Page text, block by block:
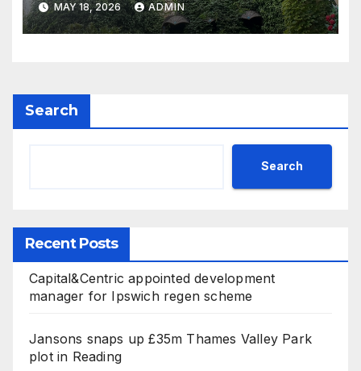
MAY 18, 2026 ADMIN
Search
Search
Recent Posts
Capital&Centric appointed development
manager for Ipswich regen scheme
Jansons snaps up £35m Thames Valley Park
plot in Reading